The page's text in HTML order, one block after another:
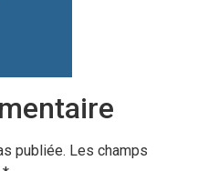
publiée. Les champs